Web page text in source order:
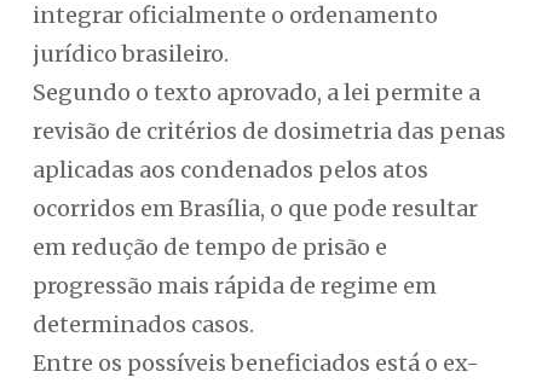
integrar oficialmente o ordenamento
jurídico brasileiro.
Segundo o texto aprovado, a lei permite a
revisão de critérios de dosimetria das penas
aplicadas aos condenados pelos atos
ocorridos em Brasília, o que pode resultar
em redução de tempo de prisão e
progressão mais rápida de regime em
determinados casos.
Entre os possíveis beneficiados está o ex-